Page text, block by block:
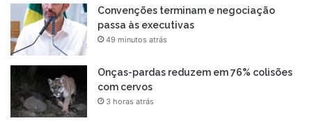
Convenções terminam e negociação
passa às executivas
49 minutos atrás
Onças-pardas reduzem em 76% colisões
com cervos
3 horas atrás